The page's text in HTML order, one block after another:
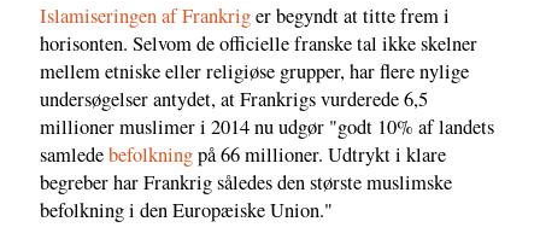
Islamiseringen af Frankriger begyndt at titte frem i
horisonten. Selvom de officielle franske tal ikke skelner
mellem etniske eller religiøse grupper, har flere nylige
undersøgelser antydet, at Frankrigs vurderede 6,5
millioner muslimer i 2014 nu udgør "godt 10% af landets
samledebefolkningpå 66 millioner. Udtrykt i klare
begreber har Frankrig således den største muslimske
befolkning i den Europæiske Union."